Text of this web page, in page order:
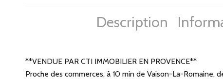
Description
**VENDUE PAR CTI IMMOBILIER EN PROVENCE**
Proche des commerces, à 10 min de Vaison-La-